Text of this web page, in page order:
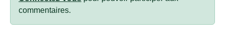
commentaires.